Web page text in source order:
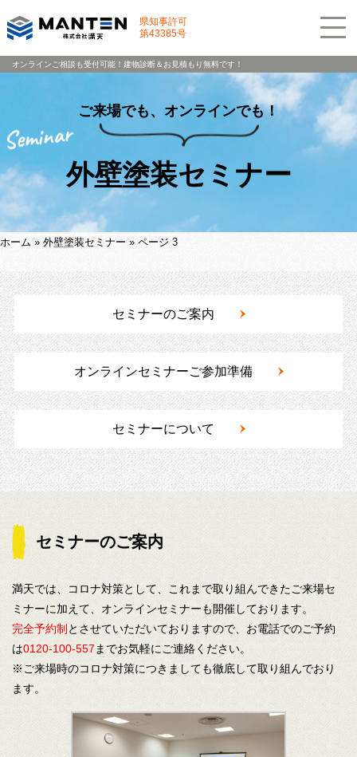
県知事許可
第43385号
オンラインご相談も受付可能！建物診断＆お見積もり無料です！
ご来場でも、オンラインでも！
外壁塗装セミナー
ホーム » 外壁塗装セミナー » ページ 3
セミナーのご案内
オンラインセミナーご参加準備
セミナーについて
セミナーのご案内
満天では、コロナ対策として、これまで取り組んできたご来場セ
ミナーに加えて、オンラインセミナーも開催しております。
完全予約制 とさせていただいておりますので、お電話でのご予約
は0120-100-557までお気軽にご連絡ください。
※ご来場時のコロナ対策につきましても徹底して取り組んでおり
ます。